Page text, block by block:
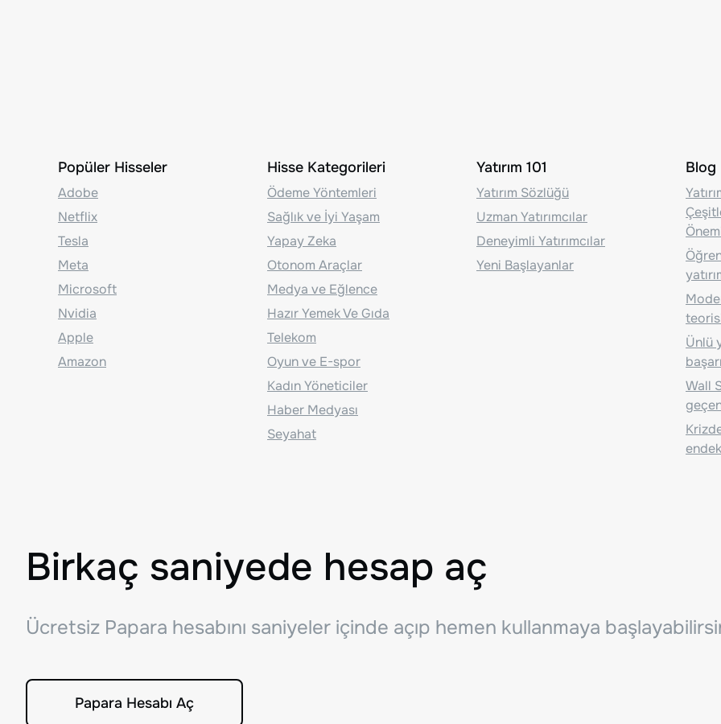
Popüler Hisseler
Adobe
Netflix
Tesla
Meta
Microsoft
Nvidia
Apple
Amazon
Hisse Kategorileri
Ödeme Yöntemleri
Sağlık ve İyi Yaşam
Yapay Zeka
Otonom Araçlar
Medya ve Eğlence
Hazır Yemek Ve Gıda
Telekom
Oyun ve E-spor
Kadın Yöneticiler
Haber Medyası
Seyahat
Yatırım 101
Yatırım Sözlüğü
Uzman Yatırımcılar
Deneyimli Yatırımcılar
Yeni Başlayanlar
Blog
Ünlü
Wall
Birkaç saniyede hesap aç
Ücretsiz Papara hesabını saniyeler içinde açıp hemen kullanmaya
Papara Hesabı Aç